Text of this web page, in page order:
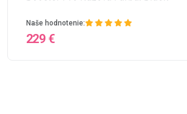
Naše hodnotenie:
229 €